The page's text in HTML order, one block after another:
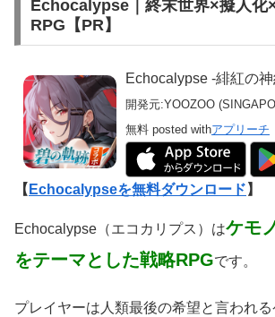
Echocalypse｜終末世界×擬人化
RPG【PR】
Echocalypse -緋紅の
開発元:YOOZOO
無料 posted withアプリーチ
【 Echocalypseを無料ダウンロード 】
Echocalypse（エコカリプス）はケモ
をテーマとした戦略RPGです。
プレイヤーは人類最後の希望と言われ